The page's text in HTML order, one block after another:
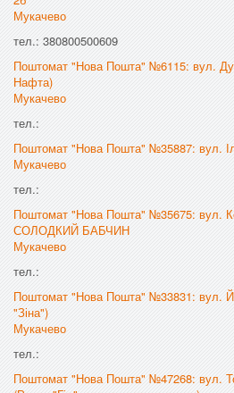
Мукачево
тел.: 380800500609
Поштомат "Нова Пошта" №6115: вул.
Нафта)
Мукачево
тел.:
Поштомат "Нова Пошта" №35887: вул.
Мукачево
тел.:
Поштомат "Нова Пошта" №35675: вул.
СОЛОДКИЙ БАБЧИН
Мукачево
тел.:
Поштомат "Нова Пошта" №33831: вул.
"Зіна")
Мукачево
тел.:
Поштомат "Нова Пошта" №47268: вул.